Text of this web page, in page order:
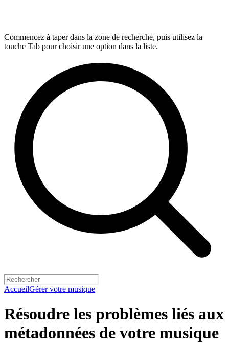
Commencez à taper dans la zone de recherche, puis utilisez la
touche Tab pour choisir une option dans la liste.
AccueilGérer votre musique
Résoudre les problèmes liés aux
métadonnées de votre musique